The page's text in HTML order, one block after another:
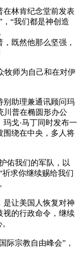
在林肯纪念堂前发表
“我们都是神创造
既然他那么坚强，
牧师为自己和在对伊
别助理兼通讯顾问玛
川普在椭圆形办公
戈·马丁同时发布一
围绕在中央，多人将
佑我们的军队，以
祈求你继续赐给我们
是让美国人恢复对神
视的行政命令，继续
际宗教自由峰会”，